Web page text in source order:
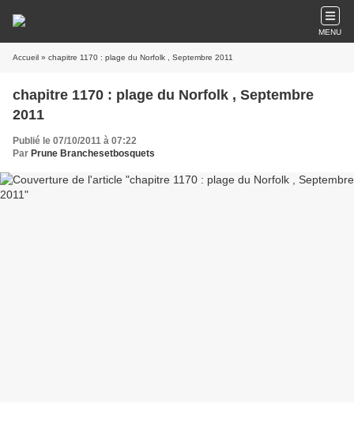
MENU
Accueil » chapitre 1170 : plage du Norfolk , Septembre 2011
chapitre 1170 : plage du Norfolk , Septembre
2011
Publié le 07/10/2011 à 07:22
Par Prune Branchesetbosquets